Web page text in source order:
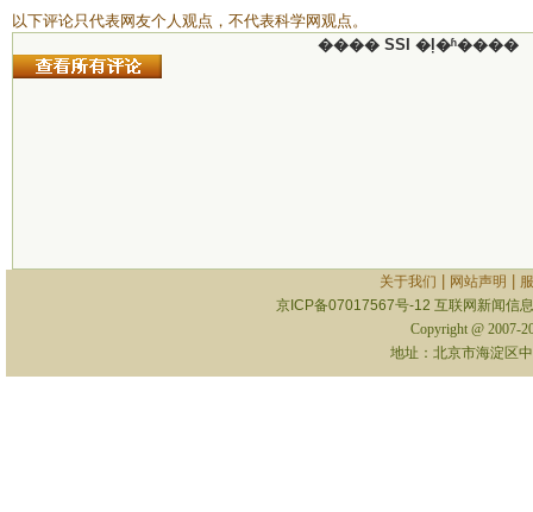
以下评论只代表网友个人观点，不代表科学网观点。
���� SSI �ļ�ʱ����
关于我们 网站声明
京ICP备07017567号-12 互联网新闻信
Copyright @ 2007-
地址：北京市海淀区